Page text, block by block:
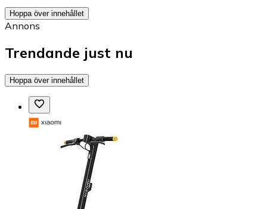
Hoppa över innehållet
Annons
Trendande just nu
Hoppa över innehållet